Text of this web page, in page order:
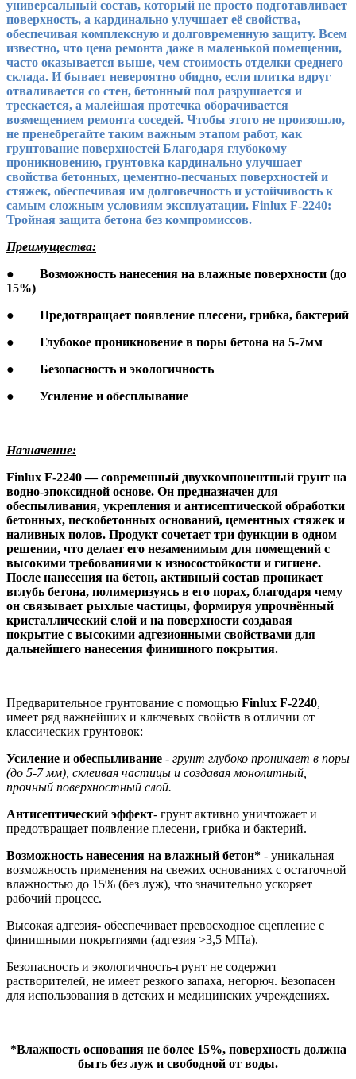
универсальный состав, который не просто подготавливает
поверхность, а кардинально улучшает её свойства,
обеспечивая комплексную и долговременную защиту. Всем
известно, что цена ремонта даже в маленькой помещении,
часто оказывается выше, чем стоимость отделки среднего
склада. И бывает невероятно обидно, если плитка вдруг
отваливается со стен, бетонный пол разрушается и
трескается, а малейшая протечка оборачивается
возмещением ремонта соседей. Чтобы этого не произошло,
не пренебрегайте таким важным этапом работ, как
грунтование поверхностей Благодаря глубокому
проникновению, грунтовка кардинально улучшает
свойства бетонных, цементно-песчаных поверхностей и
стяжек, обеспечивая им долговечность и устойчивость к
самым сложным условиям эксплуатации. Finlux F-2240:
Тройная защита бетона без компромиссов.
Преимущества:
● Возможность нанесения на влажные поверхности (до
15%)
● Предотвращает появление плесени, грибка, бактерий
● Глубокое проникновение в поры бетона на 5-7мм
● Безопасность и экологичность
● Усиление и обесплывание
Назначение:
Finlux F-2240 — современный двухкомпонентный грунт на
водно-эпоксидной основе. Он предназначен для
обеспыливания, укрепления и антисептической обработки
бетонных, пескобетонных оснований, цементных стяжек и
наливных полов. Продукт сочетает три функции в одном
решении, что делает его незаменимым для помещений с
высокими требованиями к износостойкости и гигиене.
После нанесения на бетон, активный состав проникает
вглубь бетона, полимеризуясь в его порах, благодаря чему
он связывает рыхлые частицы, формируя упрочнённый
кристаллический слой и на поверхности создавая
покрытие с высокими адгезионными свойствами для
дальнейшего нанесения финишного покрытия.
Предварительное грунтование с помощью Finlux F-2240,
имеет ряд важнейших и ключевых свойств в отличии от
классических грунтовок:
Усиление и обеспыливание - грунт глубоко проникает в поры
(до 5-7 мм), склеивая частицы и создавая монолитный,
прочный поверхностный слой.
Антисептический эффект- грунт активно уничтожает и
предотвращает появление плесени, грибка и бактерий.
Возможность нанесения на влажный бетон* - уникальная
возможность применения на свежих основаниях с остаточной
влажностью до 15% (без луж), что значительно ускоряет
рабочий процесс.
Высокая адгезия- обеспечивает превосходное сцепление с
финишными покрытиями (адгезия >3,5 МПа).
Безопасность и экологичность-грунт не содержит
растворителей, не имеет резкого запаха, негорюч. Безопасен
для использования в детских и медицинских учреждениях.
*Влажность основания не более 15%, поверхность должна
быть без луж и свободной от воды.